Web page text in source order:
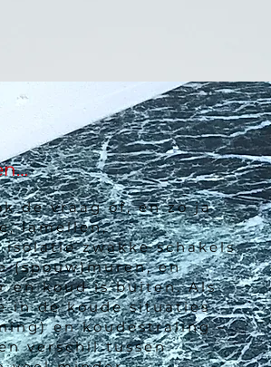
de vraag óf, en zo ja
lamellen,
zwakke schakels
(spouw)muren, en
en koud is buiten. Als
in de koude situaties
en koudestraling –
verschil tussen